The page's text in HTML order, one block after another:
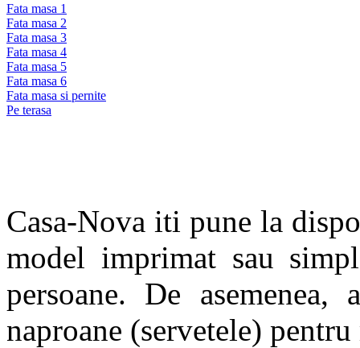
Fata masa 1
Fata masa 2
Fata masa 3
Fata masa 4
Fata masa 5
Fata masa 6
Fata masa si pernite
Pe terasa
Casa-Nova iti pune la
model imprimat sau
persoane. De
naproane (servetele) pentru